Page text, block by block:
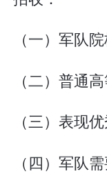
（一）军队
（二）普通
（三）表现
（四）军队